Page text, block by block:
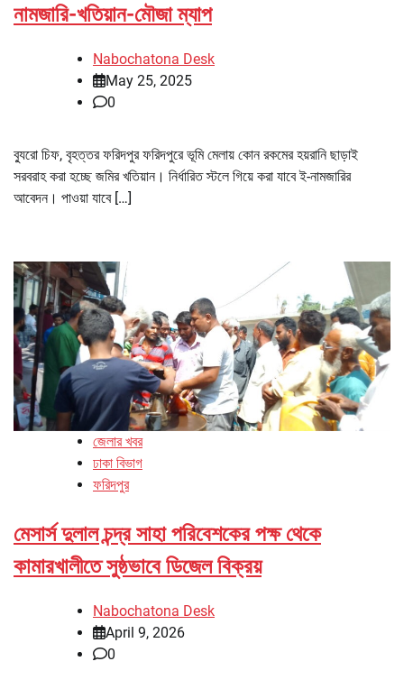
নামজারি-খতিয়ান-মৌজা ম্যাপ
Nabochatona Desk
May 25, 2025
0
ব্যুরো চিফ, বৃহত্তর ফরিদপুর ফরিদপুরে ভূমি মেলায় কোন রকমের হয়রানি ছাড়াই
সরবরাহ করা হচ্ছে জমির খতিয়ান। নির্ধারিত স্টলে গিয়ে করা যাবে ই-নামজারির
আবেদন। পাওয়া যাবে […]
জেলার খবর
ঢাকা বিভাগ
ফরিদপুর
মেসার্স দুলাল চন্দ্র সাহা পরিবেশকের পক্ষ থেকে
কামারখালীতে সুষ্ঠভাবে ডিজেল বিক্রয়
Nabochatona Desk
April 9, 2026
0